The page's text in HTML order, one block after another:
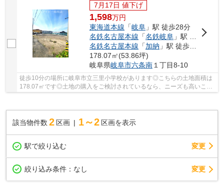
7月17日 値下げ
1,598万円
東海道本線 「岐阜」駅 徒歩28分
名鉄名古屋本線 「名鉄岐阜」駅 徒歩34分
名鉄名古屋本線 「加納 」駅 徒歩36分
178.07㎡(53.86坪)
岐阜県岐阜市六条南１丁目8-10
徒歩10分の場所に岐阜市立三里小学校があります◎こちらの土地面積は
178.07㎡です◎土地の購入をご検討されているなら、ニーズも高いこち
該当物件数 2 区画 1～2 区画を表示
駅で絞り込む 変更
絞り込み条件： なし 変更